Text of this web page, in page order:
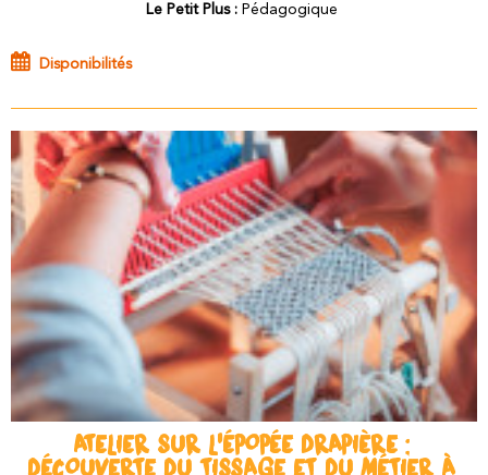
Le Petit Plus : Pédagogique
Disponibilités
ATELIER SUR L'ÉPOPÉE DRAPIÈRE :
DÉCOUVERTE DU TISSAGE ET DU MÉTIER À